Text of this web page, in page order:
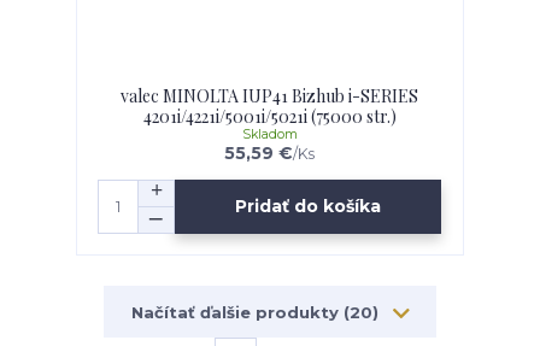
valec MINOLTA IUP41 Bizhub i-SERIES
4201i/4221i/5001i/5021i (75000 str.)
55,59 €/Ks
Skladom
Pridať do košíka
Načítať ďalšie produkty (20)